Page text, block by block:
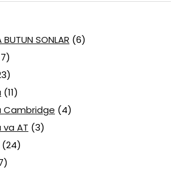
SONLAR (6)
(11)
Cambridge (4)
AT (3)
(24)